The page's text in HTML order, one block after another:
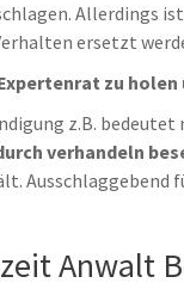
Allerdings
ersetzt
zu
z.B.
verhandeln
Ausschlaggebend
Anwalt